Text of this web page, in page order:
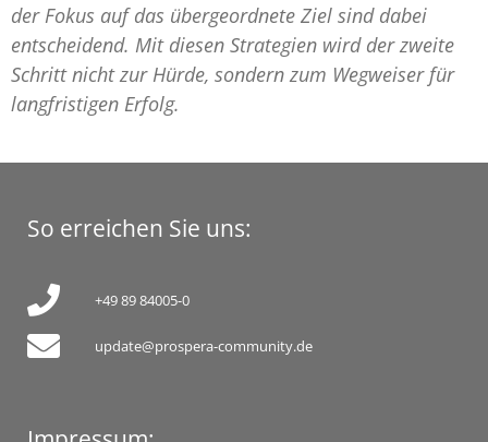
der Fokus auf das übergeordnete Ziel sind dabei
entscheidend. Mit diesen Strategien wird der zweite
Schritt nicht zur Hürde, sondern zum Wegweiser für
langfristigen Erfolg.
So erreichen Sie uns:
+49 89 84005-0
update@prospera-community.de